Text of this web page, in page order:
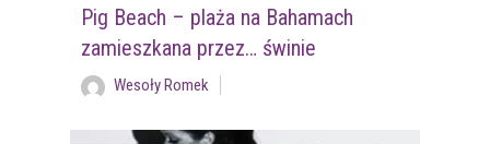
Pig Beach – plaża na Bahamach
zamieszkana przez… świnie
Wesoły Romek